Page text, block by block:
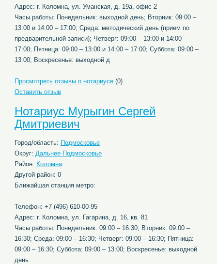
Адрес: г. Коломна, ул. Уманская, д. 19а, офис 2
Часы работы: Понедельник: выходной день; Вторник: 09:00 –
13:00 и 14:00 – 17:00; Среда: методический день (прием по
предварительной записи); Четверг: 09:00 – 13:00 и 14:00 –
17:00; Пятница: 09:00 – 13:00 и 14:00 – 17:00; Суббота: 09:00 –
13:00; Воскресенье: выходной д
Просмотреть отзывы о нотариусе (0)
Оставить отзыв
Нотариус Мурыгин Сергей
Дмитриевич
Город/область: Подмосковье
Округ: Дальнее Подмосковье
Район: Коломна
Другой район: 0
Ближайшая станция метро:
Телефон: +7 (496) 610-00-95
Адрес: г. Коломна, ул. Гагарина, д. 16, кв. 81
Часы работы: Понедельник: 09:00 – 16:30; Вторник: 09:00 –
16:30; Среда: 09:00 – 16:30; Четверг: 09:00 – 16:30; Пятница:
09:00 – 16:30; Суббота: 09:00 – 13:00; Воскресенье: выходной
день